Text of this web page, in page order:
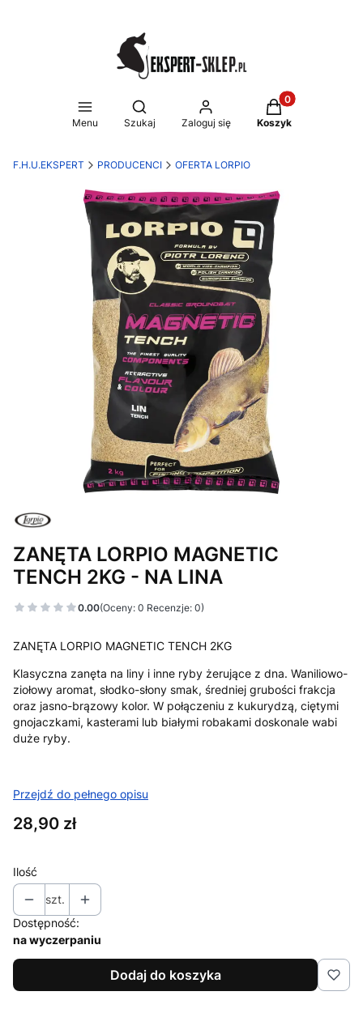
Menu
Otwórz wyszukiwarkę
Szukaj Zaloguj się
Produkty w
Koszyk
F.H.U.EKSPERT PRODUCENCI OFERTA LORPIO
ZANĘTA LORPIO MAGNETIC
TENCH 2KG - NA LINA
0.00(Oceny: 0 Recenzje: 0)
ZANĘTA LORPIO MAGNETIC TENCH 2KG
Klasyczna zanęta na liny i inne ryby żerujące z dna. Waniliowo-
ziołowy aromat, słodko-słony smak, średniej grubości frakcja
oraz jasno-brązowy kolor. W połączeniu z kukurydzą, ciętymi
gnojaczkami, kasterami lub białymi robakami doskonale wabi
duże ryby.
Przejdź do pełnego opisu
Cena
28,90 zł
Ilość
szt.
Dostępność:
na wyczerpaniu
Dodaj do koszyka